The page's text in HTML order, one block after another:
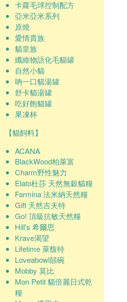
卡蘿毛球控制配方
亞米亞米系列
原燒
愛情貴族
貓皇族
纖維物語化毛貓罐
自然小貓
吶一口貓湯罐
舒卡貓湯罐
吃好飽貓罐
果凍杯
【貓飼料】
ACANA
BlackWood柏萊富
Charm野性魅力
Elato杜莎 天然無穀貓糧
Farmina 法米納天然糧
Gift 天然吉夫特
Go! 頂級抗敏天然糧
Hill's 希爾思
Krave渴望
Lifetime 萊馥特
Loveabowl囍碗
Mobby 莫比
Mon Petit 貓倍麗日式乾
糧